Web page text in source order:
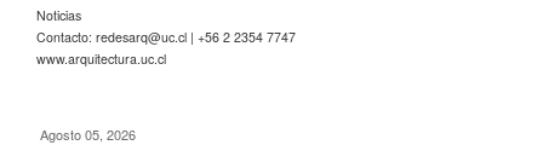
Noticias
Contacto: redesarq@uc.cl | +56 2 2354 7747
www.arquitectura.uc.cl
Agosto 05, 2026